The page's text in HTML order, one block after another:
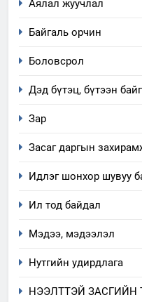
Аялал жуучлал
Байгаль орчин
Боловсрол
Дэд бүтэц, бүтээн
Зар
Засаг даргын
Идлэг шонхор шувуу
Ил тод байдал
Мэдээ, мэдээлэл
Нутгийн удирдлага
НЭЭЛТТЭЙ ЗАСГИЙН